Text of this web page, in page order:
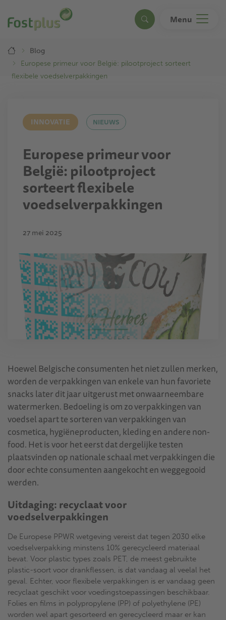
en
naar
inhoud
gaan
Search Menu
Breadcrumb
Blog
Europese primeur voor België: pilootproject sorteert
flexibele voedselverpakkingen
INNOVATIE NIEUWS
Europese primeur voor
België: pilootproject
sorteert flexibele
voedselverpakkingen
27 mei 2025
Hoewel Belgische consumenten het niet zullen merken,
worden de verpakkingen van enkele van hun favoriete
snacks later dit jaar uitgerust met onwaarneembare
watermerken. Bedoeling is om zo verpakkingen van
voedsel apart te sorteren van verpakkingen van
cosmetica, hygiëneproducten, kleding en andere non-
food. Het is voor het eerst dat dergelijke testen
plaatsvinden op nationale schaal met verpakkingen die
door echte consumenten aangekocht en weggegooid
werden.
Uitdaging: recyclaat voor
voedselverpakkingen
De Europese PPWR wetgeving vereist dat tegen 2030 elke
voedselverpakking minstens 10% gerecycleerd materiaal
bevat. Voor plastic types zoals PET, de meest gebruikte
plastic-soort voor drankflessen, is dat vandaag al veelal het
geval. Echter, voor flexibele verpakkingen is er vandaag geen
recyclaat geschikt voor voedingstoepassingen beschikbaar.
Folies en films in polypropylene (PP) of polyethylene (PE)
worden wel apart gesorteerd en gerecycleerd maar er kan